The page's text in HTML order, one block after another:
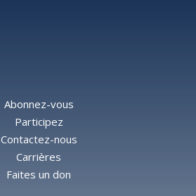
Abonnez-vous
Participez
Contactez-nous
Carrières
Faites un don